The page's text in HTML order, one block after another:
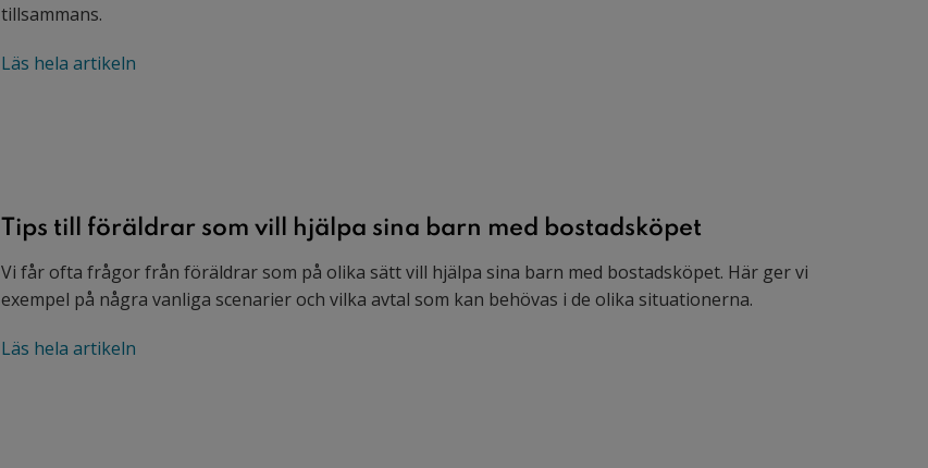
tillsammans.
Läs hela artikeln
Tips till föräldrar som vill hjälpa sina barn med bostadsköpet
Vi får ofta frågor från föräldrar som på olika sätt vill hjälpa sina barn med bostadsköpet. Här ger vi
exempel på några vanliga scenarier och vilka avtal som kan behövas i de olika situationerna.
Läs hela artikeln